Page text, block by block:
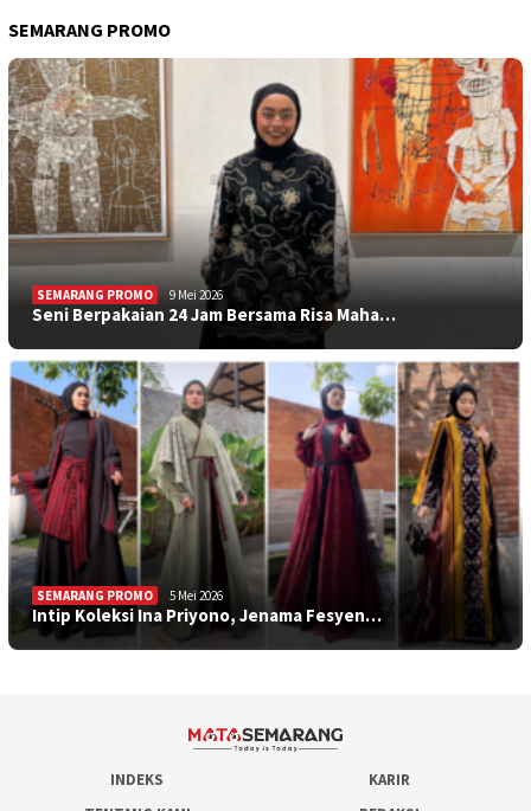
SEMARANG PROMO
SEMARANG PROMO 9 Mei 2026
Seni Berpakaian 24 Jam Bersama Risa Maha…
SEMARANG PROMO 5 Mei 2026
Intip Koleksi Ina Priyono, Jenama Fesyen…
INDEKS
KARIR